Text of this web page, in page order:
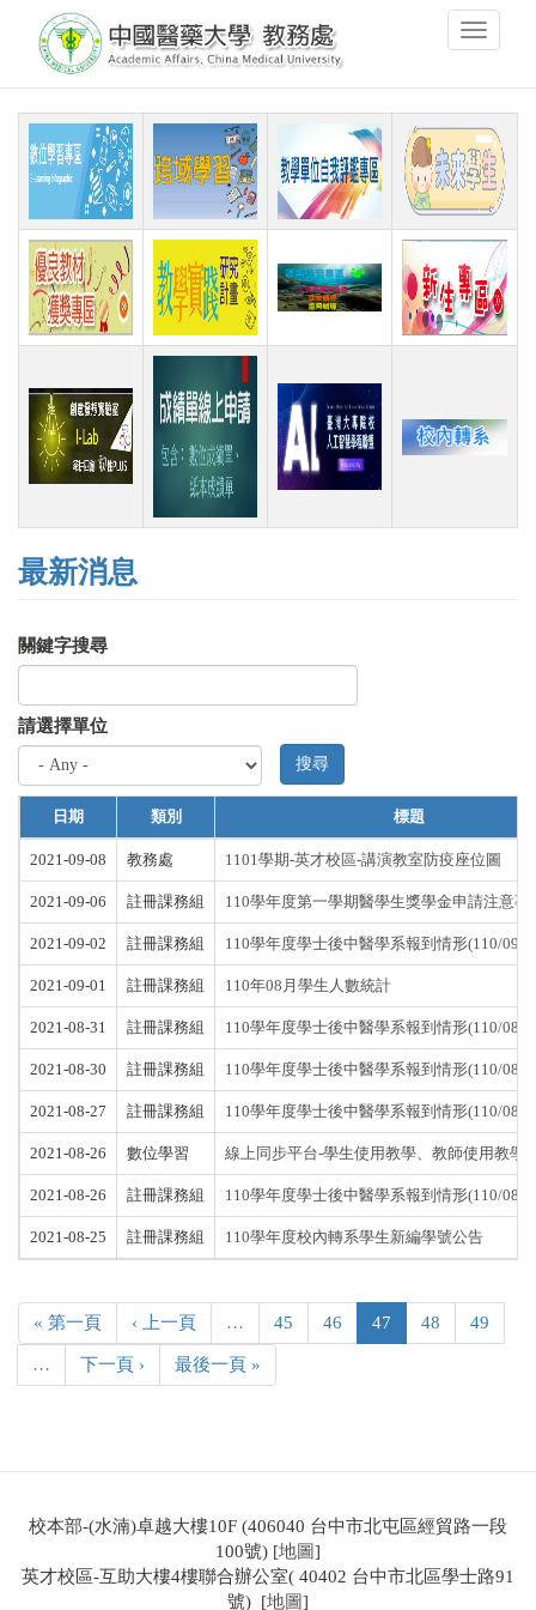
內
Toggle
最新消息
關鍵字搜尋
請選擇單位
搜尋
日期 類別 標題
2021-09-08 教務處 1101學期-英才校區-講演教室防疫座位圖
2021-09-06 註冊課務組 110學年度第一學期醫學生獎學金申請注意事
2021-09-02 註冊課務組 110學年度學士後中醫學系報到情形(110/09/
2021-09-01 註冊課務組 110年08月學生人數統計
2021-08-31 註冊課務組 110學年度學士後中醫學系報到情形(110/08/
2021-08-30 註冊課務組 110學年度學士後中醫學系報到情形(110/08/
2021-08-27 註冊課務組 110學年度學士後中醫學系報到情形(110/08/
2021-08-26 數位學習 線上同步平台-學生使用教學、教師使用教學
2021-08-26 註冊課務組 110學年度學士後中醫學系報到情形(110/08/
2021-08-25 註冊課務組 110學年度校內轉系學生新編學號公告
« 第一頁 ‹ 上一頁 … 45 46 47 48 49
… 下一頁 › 最後一頁 »
校本部-(水湳)卓越大樓10F (406040 台中市北屯區經貿路一段
100號) [地圖]
英才校區-互助大樓4樓聯合辦公室( 40402 台中市北區學士路91
號) [地圖]